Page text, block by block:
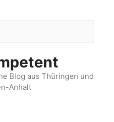
Blog aus Thüringen und
Anhalt